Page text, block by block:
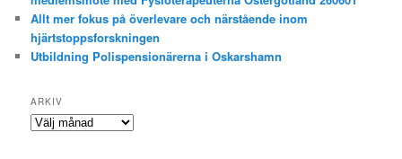
Allt mer fokus på överlevare och närstående inom
hjärtstoppsforskningen
Utbildning Polispensionärerna i Oskarshamn
ARKIV
Arkiv